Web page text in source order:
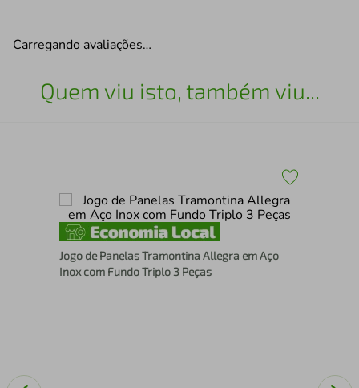
Carregando avaliações…
Quem viu isto, também viu...
Jogo de Panelas Tramontina Allegra em Aço
Inox com Fundo Triplo 3 Peças